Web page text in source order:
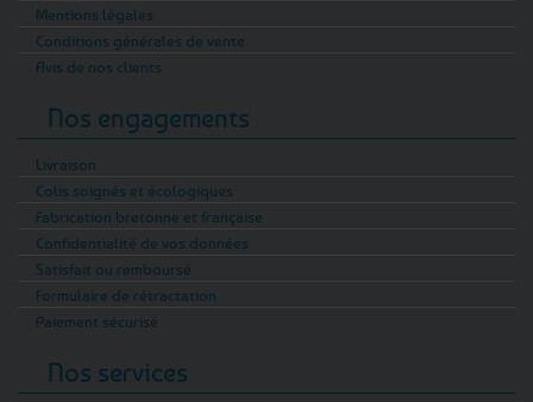
Mentions légales
Conditions générales de vente
Avis de nos clients
Nos engagements
Livraison
Colis soignés et écologiques
Fabrication bretonne et française
Confidentialité de vos données
Satisfait ou remboursé
Formulaire de rétractation
Paiement sécurisé
Nos services